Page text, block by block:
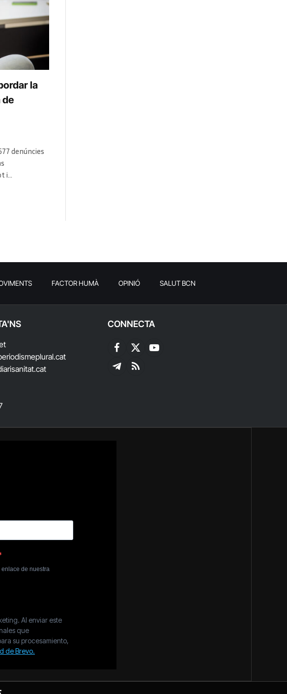
la
de
denúncies
i…
FACTOR HUMÀ OPINIÓ SALUT BCN
CONNECTA
Facebook
X
(Twitter)
YouTube
TelegramRSS